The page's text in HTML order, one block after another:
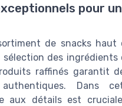
pour
de snacks haut
sélection des ingrédients
raffinés garantit
Dans
aux détails est